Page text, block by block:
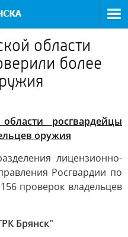
области
более
росгвардейцы
оружия
лицензионно-
Росгвардии по
проверок владельцев
Брянск"